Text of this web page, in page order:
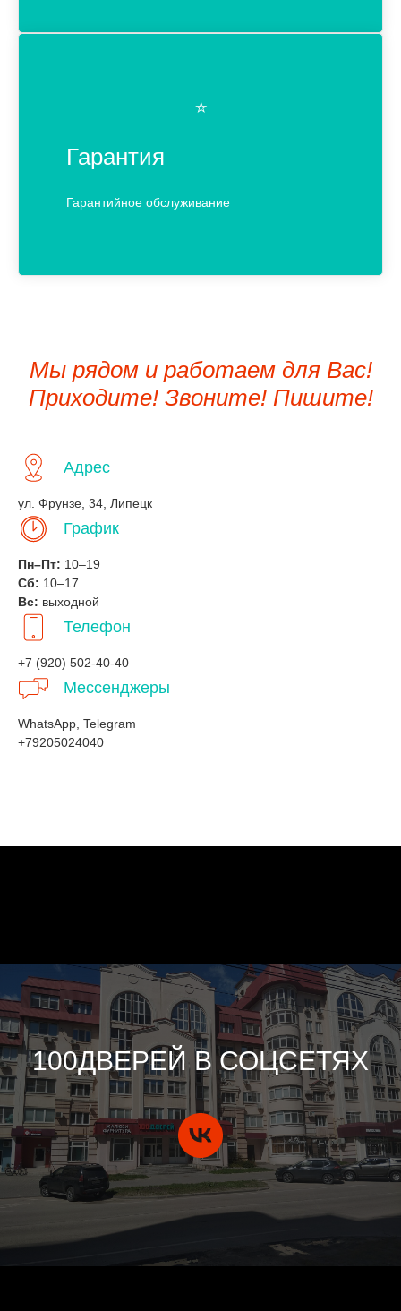
⭐️
Гарантия
Гарантийное обслуживание
Мы рядом и работаем для Вас!
Приходите! Звоните! Пишите!
Адрес
ул. Фрунзе, 34, Липецк
График
Пн–Пт: 10–19
Сб: 10–17
Вс: выходной
Телефон
+7 (920) 502-40-40
Мессенджеры
WhatsApp, Telegram
+79205024040
100ДВЕРЕЙ В СОЦСЕТЯХ